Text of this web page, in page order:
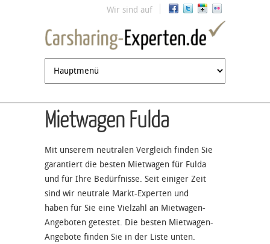
Jump to navigation
Wir sind auf
Mietwagen Fulda
Mit unserem neutralen Vergleich finden Sie
garantiert die besten Mietwagen für Fulda
und für Ihre Bedürfnisse. Seit einiger Zeit
sind wir neutrale Markt-Experten und
haben für Sie eine Vielzahl an Mietwagen-
Angeboten getestet. Die besten Mietwagen-
Angebote finden Sie in der Liste unten.